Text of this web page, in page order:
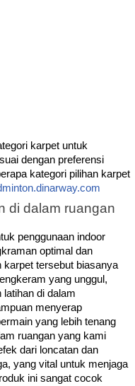
karpet untuk
dengan preferensi
kategori pilihan karpet
di dalam ruangan
penggunaan indoor
optimal dan
tersebut biasanya
yang unggul,
latihan di dalam
menyerap
yang lebih tenang
ruangan yang kami
dari loncatan dan
yang vital untuk menjaga
ini sangat cocok